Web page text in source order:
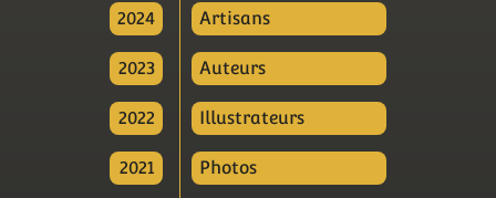
2024
2023
2022
2021
Artisans
Auteurs
Illustrateurs
Photos